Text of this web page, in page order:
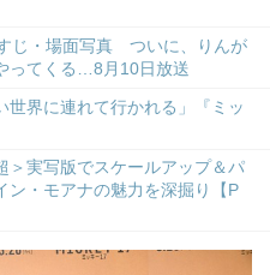
じ・場面写真 ついに、りんが
ってくる…8月10日放送
世界に連れて行かれる」『ミッ
＞実写版でスケールアップ＆パ
ン・モアナの魅力を深掘り【P